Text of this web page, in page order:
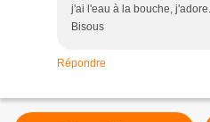
j'ai l'eau à la bouche,
Bisous
Répondre